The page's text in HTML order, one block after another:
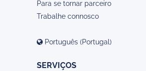
Para se tornar parceiro
Trabalhe connosco
Português (Portugal)
SERVIÇOS